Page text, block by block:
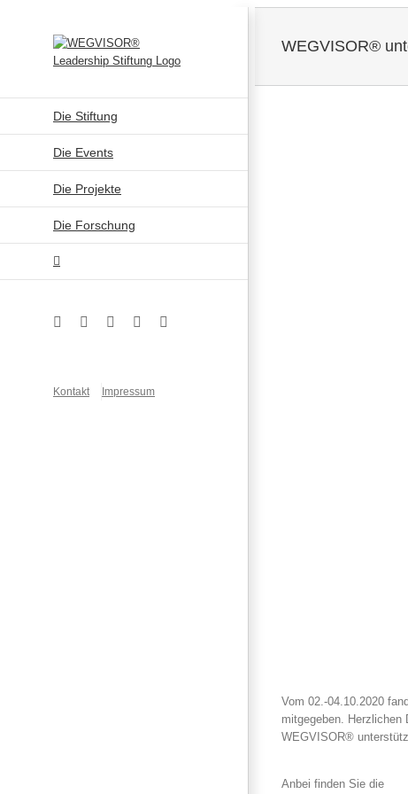
Die Stiftung
Die Events
Die Projekte
Die Forschung
FacebookInstagramYouTube
Xing
Kontakt Impressum
WEGVISOR®
Vom 02.-04.10.2020
mitgegeben. Herzlichen
WEGVISOR®
Anbei finden Sie die